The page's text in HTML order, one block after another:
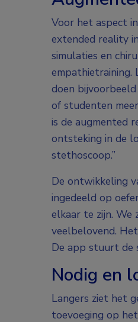
Voor het aspect
extended reality
simulaties en
empathietraining.
doen
of studenten
is de augmented
ontsteking in de
stethoscoop.”
De ontwikkeling
ingedeeld op
elkaar te zijn. We
veelbelovend.
De app stuurt de
Nodig en
Langers ziet het
toevoeging op